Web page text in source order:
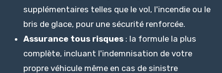
supplémentaires telles que le vol, l'incendie ou le
bris de glace, pour une sécurité renforcée.
Assurance tous risques : la formule la plus
complète, incluant l'indemnisation de votre
propre véhicule même en cas de sinistre